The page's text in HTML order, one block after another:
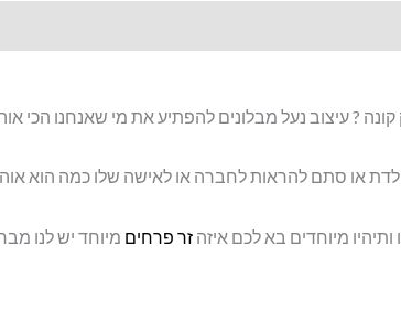
? עיצוב נעל מבלונים להפתיע את מי שאנחנו הכי
או סתם להראות לחברה או לאישה שלו כמה הוא
מיוחדים בא לכם איזה זר פרחים מיוחד יש לנו